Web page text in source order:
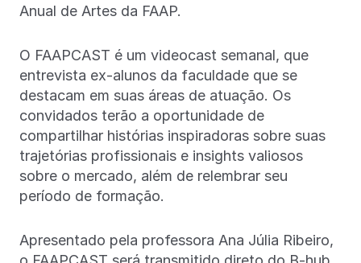
Anual de Artes da FAAP.
O FAAPCAST é um videocast semanal, que
entrevista ex-alunos da faculdade que se
destacam em suas áreas de atuação. Os
convidados terão a oportunidade de
compartilhar histórias inspiradoras sobre suas
trajetórias profissionais e insights valiosos
sobre o mercado, além de relembrar seu
período de formação.
Apresentado pela professora Ana Júlia Ribeiro,